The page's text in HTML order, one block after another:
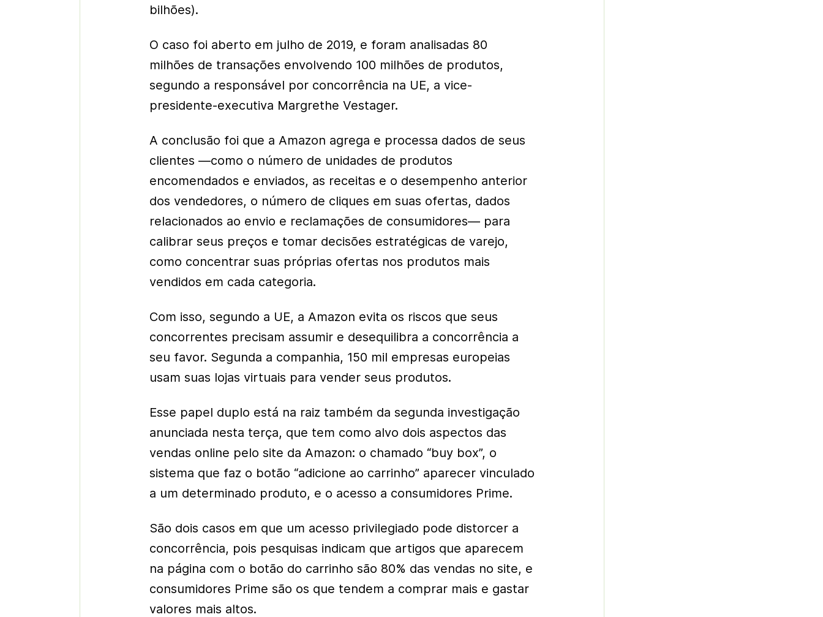
bilhões).
O caso foi aberto em julho de 2019, e foram analisadas 80
milhões de transações envolvendo 100 milhões de produtos,
segundo a responsável por concorrência na UE, a vice-
presidente-executiva Margrethe Vestager.
A conclusão foi que a Amazon agrega e processa dados de seus
clientes —como o número de unidades de produtos
encomendados e enviados, as receitas e o desempenho anterior
dos vendedores, o número de cliques em suas ofertas, dados
relacionados ao envio e reclamações de consumidores— para
calibrar seus preços e tomar decisões estratégicas de varejo,
como concentrar suas próprias ofertas nos produtos mais
vendidos em cada categoria.
Com isso, segundo a UE, a Amazon evita os riscos que seus
concorrentes precisam assumir e desequilibra a concorrência a
seu favor. Segunda a companhia, 150 mil empresas europeias
usam suas lojas virtuais para vender seus produtos.
Esse papel duplo está na raiz também da segunda investigação
anunciada nesta terça, que tem como alvo dois aspectos das
vendas online pelo site da Amazon: o chamado “buy box”, o
sistema que faz o botão “adicione ao carrinho” aparecer vinculado
a um determinado produto, e o acesso a consumidores Prime.
São dois casos em que um acesso privilegiado pode distorcer a
concorrência, pois pesquisas indicam que artigos que aparecem
na página com o botão do carrinho são 80% das vendas no site, e
consumidores Prime são os que tendem a comprar mais e gastar
valores mais altos.